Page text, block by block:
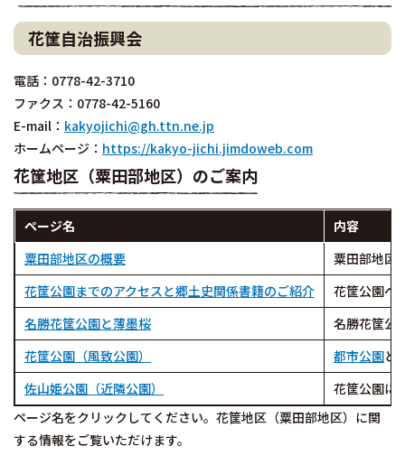
花筐自治振興会
電話：0778-42-3710
ファクス：0778-42-5160
E-mail： kakyojichi@gh.ttn.ne.jp
ホームページ： https://kakyo-jichi.jimdoweb.com
花筐地区（粟田部地区）のご案内
ページ名
内容
粟田部地区の概要
粟田部地区
花筐公園までのアクセスと郷土史関係書籍のご紹介
花筐公園へ
名勝花筐公園と薄墨桜
名勝花筐公
花筐公園（風致公園）
都市公園と
佐山姫公園（近隣公園）
花筐公園に
ページ名をクリックしてください。花筐地区（粟田部地区）に関
する情報をご覧いただけます。